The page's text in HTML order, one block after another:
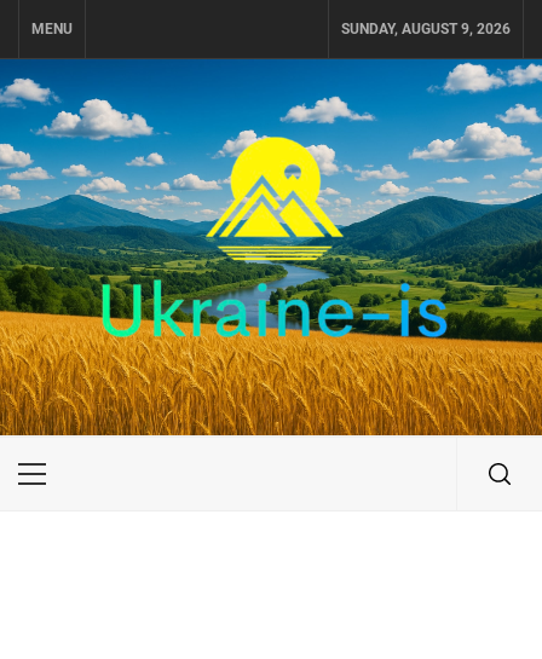
MENU SUNDAY, AUGUST 9, 2026
UKRAINE-IS
ПОДОРОЖI ПО УКРАЇНІ
Primary